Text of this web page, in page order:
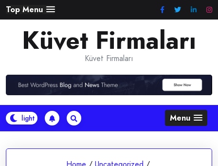
Skip
to
content
Top Menu
Küvet Firmaları
Küvet Firmaları
Menu